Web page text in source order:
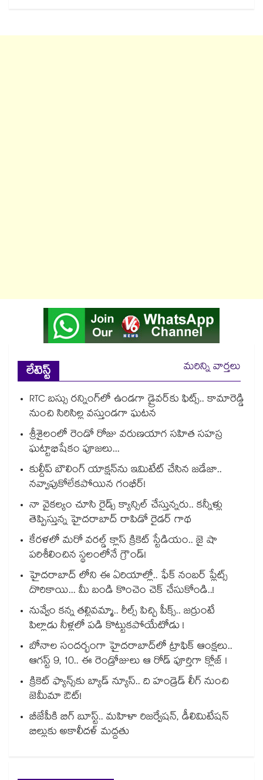
లేటెస్ట్
మరిన్ని వార్తలు
RTC బస్సు రన్నింగ్⁫లో ఉండగా డ్రైవర్‌కు ఫిట్స్.. కామారెడ్డి
నుంచి సిరిసిల్ల వస్తుండగా ఘటన
శ్రీశైలంలో రెండో రోజు వరుణయాగ సహిత సహస్ర
ఘట్టాభిషేకం పూజలు...
కుల్దీప్ బౌలింగ్ యాక్షన్‌ను ఇమిటేట్ చేసిన జడేజా..
నవ్వాపుకోలేకపోయిన గంభీర్!
నా వైకల్యం చూసి రైడ్స్ క్యాన్సిల్ చేస్తున్నరు.. కన్నీళ్లు
తెప్పిస్తున్న హైదరాబాద్ రాపిడో రైడర్ గాథ
కేరళలో మరో వరల్డ్ క్లాస్ క్రికెట్ స్టేడియం.. జై షా
పరిశీలించిన స్థలంలోనే గ్రౌండ్!
హైదరాబాద్ లోని ఈ ఏరియాల్లో.. ఫేక్ నంబర్ ప్లేట్స్
దొరికాయి... మీ బండి కొంచెం చెక్ చేసుకోండి..!
నువ్వేం కన్న తల్లివమ్మా.. రీల్స్ పిచ్చి పీక్స్.. జర్రుంటే
పిల్లాడు నీళ్లలో పడి కొట్టుకపోయేటోడు !
బోనాల సందర్భంగా హైదరాబాద్‌లో ట్రాఫిక్ ఆంక్షలు..
ఆగస్ట్ 9, 10.. ఈ రెండ్రోజులు ఆ రోడ్ పూర్తిగా క్లోజ్ !
క్రికెట్ ఫ్యాన్స్‌కు బ్యాడ్ న్యూస్.. ది హండ్రెడ్ లీగ్ నుంచి
జెమీమా ఔట్!
బీజేపీకి బిగ్ బూస్ట్.. మహిళా రిజర్వేషన్, డీలిమిటేషన్
బిల్లుకు అకాలీదళ్ మద్దతు